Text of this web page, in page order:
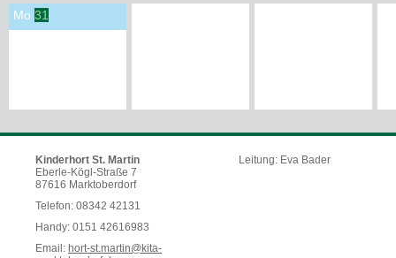
Mo 31
Kinderhort St. Martin
Eberle-Kögl-Straße 7
87616 Marktoberdorf
Telefon: 08342 42131
Handy: 0151 42616983
Email: hort-st.martin@kita-
Leitung: Eva Bader